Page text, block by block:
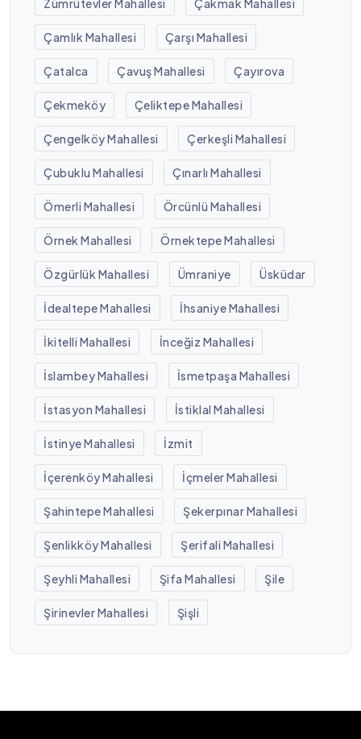
Çamlık Mahallesi Çarşı Mahallesi
Çatalca Çavuş Mahallesi Çayırova
Çekmeköy Çeliktepe Mahallesi
Çengelköy Mahallesi Çerkeşli Mahallesi
Çubuklu Mahallesi Çınarlı Mahallesi
Ömerli Mahallesi Örcünlü Mahallesi
Örnek Mahallesi Örnektepe Mahallesi
Özgürlük Mahallesi Ümraniye Üsküdar
İdealtepe Mahallesi İhsaniye Mahallesi
İkitelli Mahallesi İnceğiz Mahallesi
İslambey Mahallesi İsmetpaşa Mahallesi
İstasyon Mahallesi İstiklal Mahallesi
İstinye Mahallesi İzmit
İçerenköy Mahallesi İçmeler Mahallesi
Şahintepe Mahallesi Şekerpınar Mahallesi
Şenlikköy Mahallesi Şerifali Mahallesi
Şeyhli Mahallesi Şifa Mahallesi Şile
Şirinevler Mahallesi Şişli